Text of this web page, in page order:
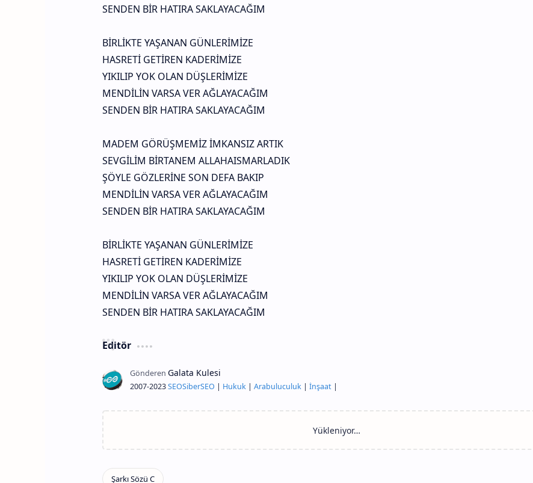
SENDEN BİR HATIRA SAKLAYACAĞIM
BİRLİKTE YAŞANAN GÜNLERİMİZE
HASRETİ GETİREN KADERİMİZE
YIKILIP YOK OLAN DÜŞLERİMİZE
MENDİLİN VARSA VER AĞLAYACAĞIM
SENDEN BİR HATIRA SAKLAYACAĞIM
MADEM GÖRÜŞMEMİZ İMKANSIZ ARTIK
SEVGİLİM BİRTANEM ALLAHAISMARLADIK
ŞÖYLE GÖZLERİNE SON DEFA BAKIP
MENDİLİN VARSA VER AĞLAYACAĞIM
SENDEN BİR HATIRA SAKLAYACAĞIM
BİRLİKTE YAŞANAN GÜNLERİMİZE
HASRETİ GETİREN KADERİMİZE
YIKILIP YOK OLAN DÜŞLERİMİZE
MENDİLİN VARSA VER AĞLAYACAĞIM
SENDEN BİR HATIRA SAKLAYACAĞIM
Editör
2007-2023SEOSiberSEO | Hukuk| Arabuluculuk| İnşaat|